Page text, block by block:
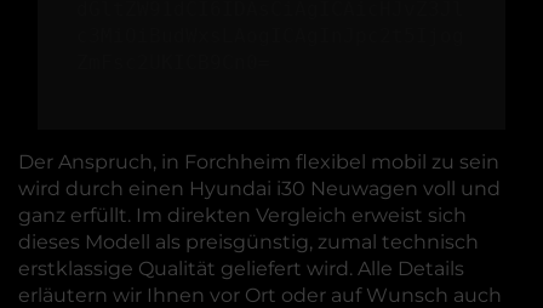
Der Anspruch, in Forchheim flexibel mobil zu sein
wird durch einen Hyundai i30 Neuwagen voll und
ganz erfüllt. Im direkten Vergleich erweist sich
dieses Modell als preisgünstig, zumal technisch
erstklassige Qualität geliefert wird. Alle Details
erläutern wir Ihnen vor Ort oder auf Wunsch auch